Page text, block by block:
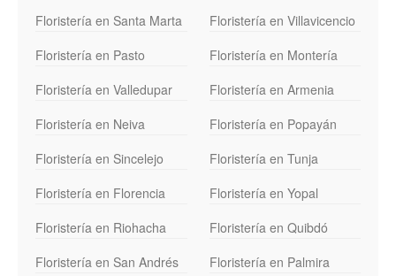
Floristería en Santa Marta
Floristería en Villavicencio
Floristería en Pasto
Floristería en Montería
Floristería en Valledupar
Floristería en Armenia
Floristería en Neiva
Floristería en Popayán
Floristería en Sincelejo
Floristería en Tunja
Floristería en Florencia
Floristería en Yopal
Floristería en Riohacha
Floristería en Quibdó
Floristería en San Andrés
Floristería en Palmira